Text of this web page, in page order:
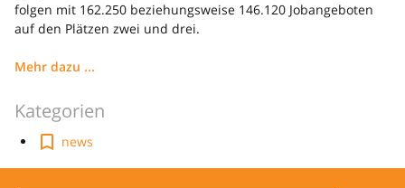
folgen mit 162.250 beziehungsweise 146.120 Jobangeboten
auf den Plätzen zwei und drei.
Mehr dazu ...
Kategorien
news